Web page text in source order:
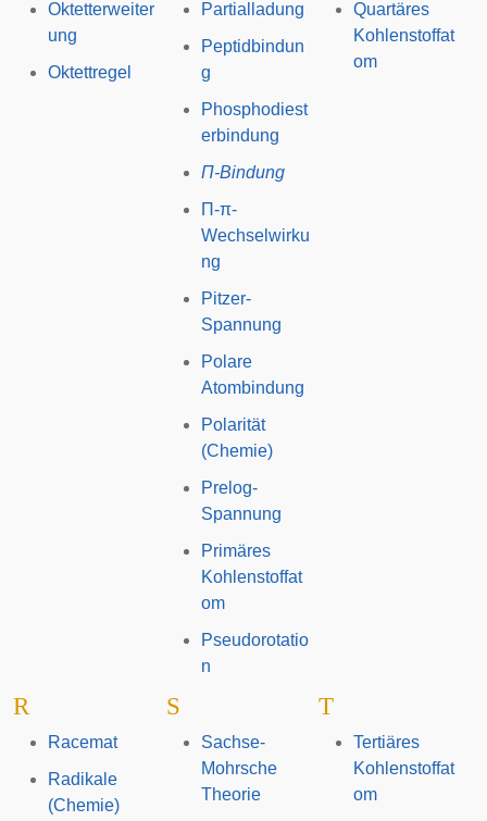
Oktetterweiter
ung
Oktettregel
Partialladung
Peptidbindun
g
Phosphodiest
erbindung
Π-Bindung
Π-π-
Wechselwirku
ng
Pitzer-
Spannung
Polare
Atombindung
Polarität
(Chemie)
Prelog-
Spannung
Primäres
Kohlenstoffat
om
Pseudorotatio
n
Quartäres
Kohlenstoffat
om
R
Racemat
Radikale
(Chemie)
S
Sachse-
Mohrsche
Theorie
T
Tertiäres
Kohlenstoffat
om